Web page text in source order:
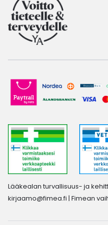
Lääkealan turvallisuus- ja
kirjaamo@fimea.fi | Fimean